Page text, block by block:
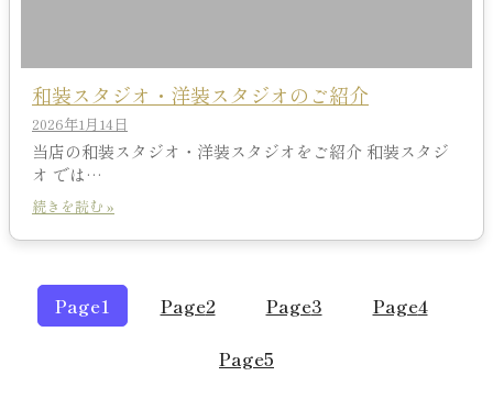
和装スタジオ・洋装スタジオのご紹介
2026年1月14日
当店の和装スタジオ・洋装スタジオをご紹介 和装スタジ
オ では…
続きを読む »
Page1 Page2 Page3 Page4
Page5